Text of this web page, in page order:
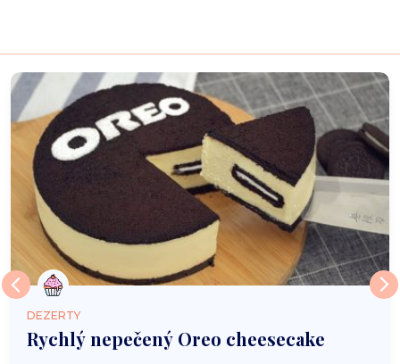
DEZERTY
Rychlý nepečený Oreo cheesecake